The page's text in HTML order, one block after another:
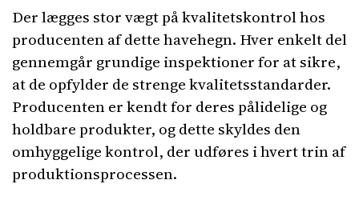
Der lægges stor vægt på kvalitetskontrol hos
producenten af dette havehegn. Hver enkelt del
gennemgår grundige inspektioner for at sikre,
at de opfylder de strenge kvalitetsstandarder.
Producenten er kendt for deres pålidelige og
holdbare produkter, og dette skyldes den
omhyggelige kontrol, der udføres i hvert trin af
produktionsprocessen.